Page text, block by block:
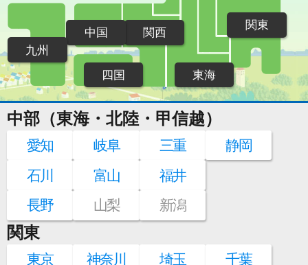
関東
東海
関西
中国
四国
九州
中部（東海・北陸・甲信越）
愛知 岐阜 三重
静岡
石川
富山
福井
長野
山梨 新潟
関東
東京 神奈川 埼玉
千葉